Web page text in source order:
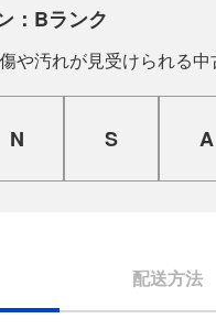
：Bランク
や汚れが見受けられる中
N S A
配送方法